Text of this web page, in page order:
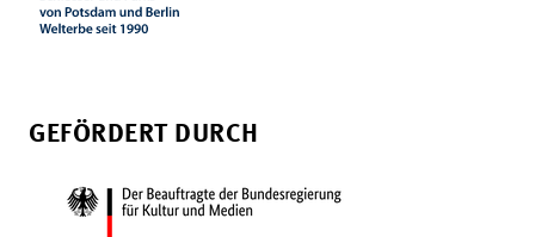
GEFÖRDERT DURCH